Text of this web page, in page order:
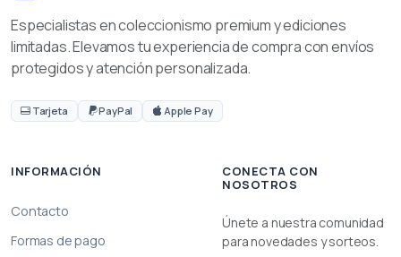
Especialistas en coleccionismo premium y ediciones
limitadas. Elevamos tu experiencia de compra con envíos
protegidos y atención personalizada.
Tarjeta PayPal Apple Pay
INFORMACIÓN
Contacto
Formas de pago
CONECTA CON
NOSOTROS
Únete a nuestra comunidad
para novedades y sorteos.